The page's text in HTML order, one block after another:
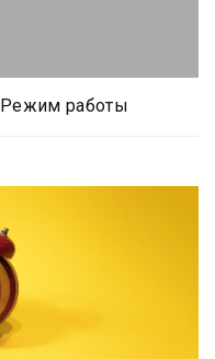
Режим работы